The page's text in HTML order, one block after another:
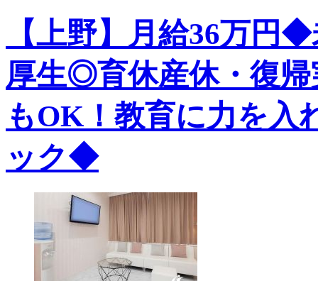
【上野】月給36万円
厚生◎育休産休・復
もOK！教育に力を入
ック◆